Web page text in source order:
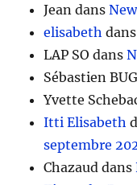
Jean dans
elisabeth
LAP SO dans
Sébastien
Yvette
Itti Elisabeth
septembre
Chazaud dans